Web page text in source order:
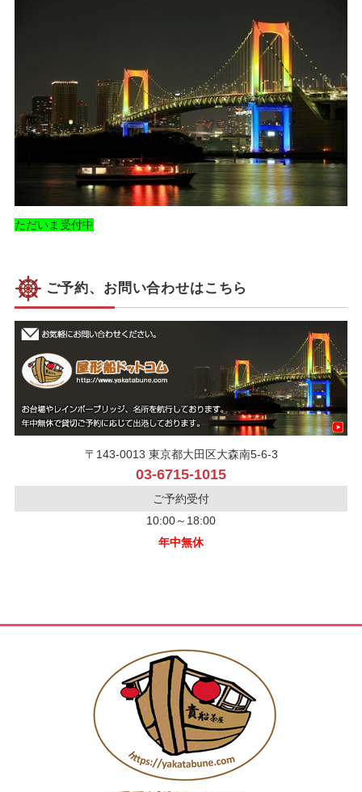
ただいま受付中
ご予約、お問い合わせはこちら
〒143-0013 東京都大田区大森南5-6-3
03-6715-1015
ご予約受付
10:00～18:00
年中無休